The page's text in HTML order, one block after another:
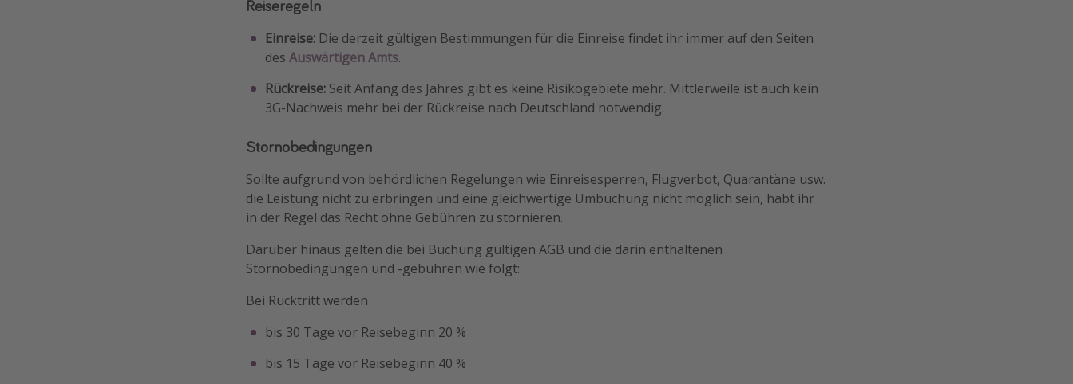
Reiseregeln
Einreise: Die derzeit gültigen Bestimmungen für die Einreise findet ihr immer auf den Seiten
des Auswärtigen Amts.
Rückreise: Seit Anfang des Jahres gibt es keine Risikogebiete mehr. Mittlerweile ist auch kein
3G-Nachweis mehr bei der Rückreise nach Deutschland notwendig.
Stornobedingungen
Sollte aufgrund von behördlichen Regelungen wie Einreisesperren, Flugverbot, Quarantäne usw.
die Leistung nicht zu erbringen und eine gleichwertige Umbuchung nicht möglich sein, habt ihr
in der Regel das Recht ohne Gebühren zu stornieren.
Darüber hinaus gelten die bei Buchung gültigen AGB und die darin enthaltenen
Stornobedingungen und -gebühren wie folgt:
Bei Rücktritt werden
bis 30 Tage vor Reisebeginn 20 %
bis 15 Tage vor Reisebeginn 40 %